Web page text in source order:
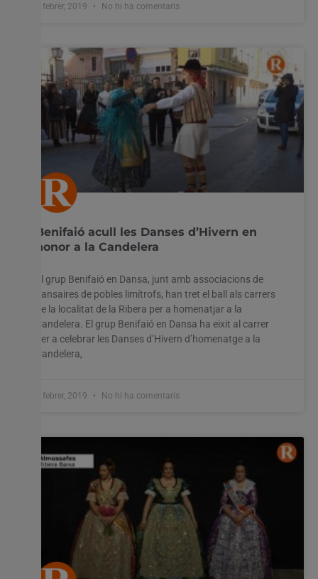
4 febrer, 2019 No hi ha comentaris
Benifaió acull les Danses d’Hivern en
honor a la Candelera
El grup Benifaió en Dansa, junt amb associacions de
dansaires de pobles limítrofs, han tret el ball als carrers
de la localitat de la Ribera per a homenatjar a la
Candelera. El grup Benifaió en Dansa ha eixit al carrer
per a celebrar les Danses d’Hivern d’homenatge a la
Candelera,
4 febrer, 2019 No hi ha comentaris